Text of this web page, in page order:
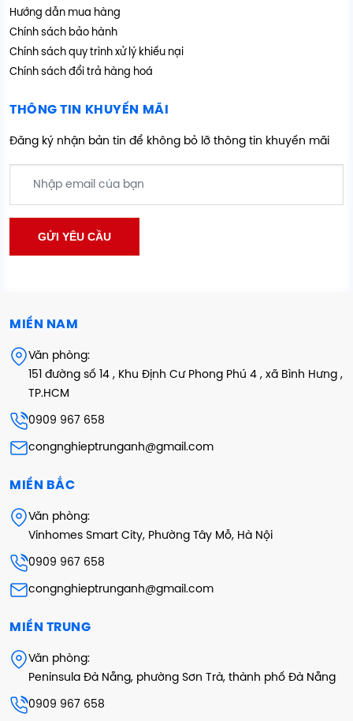
Hướng dẫn mua hàng
Chính sách bảo hành
Chính sách quy trình xử lý khiếu nại
Chính sách đổi trả hàng hoá
THÔNG TIN KHUYẾN MÃI
Đăng ký nhận bản tin để không bỏ lỡ thông tin khuyến mãi
MIỀN NAM
Văn phòng:
151 đường số 14 , Khu Định Cư Phong Phú 4 , xã Bình Hưng ,
TP.HCM
0909 967 658
congnghieptrunganh@gmail.com
MIỀN BẮC
Văn phòng:
Vinhomes Smart City, Phường Tây Mỗ, Hà Nội
0909 967 658
congnghieptrunganh@gmail.com
MIỀN TRUNG
Văn phòng:
Peninsula Đà Nẵng, phường Sơn Trà, thành phố Đà Nẵng
0909 967 658